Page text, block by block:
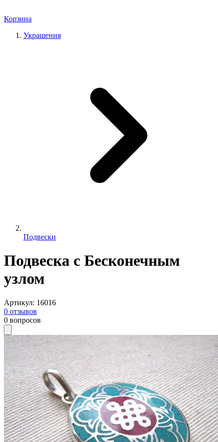
Корзина
Украшения
Подвески
Подвеска с Бесконечным
узлом
Артикул: 16016
0 отзывов
0 вопросов